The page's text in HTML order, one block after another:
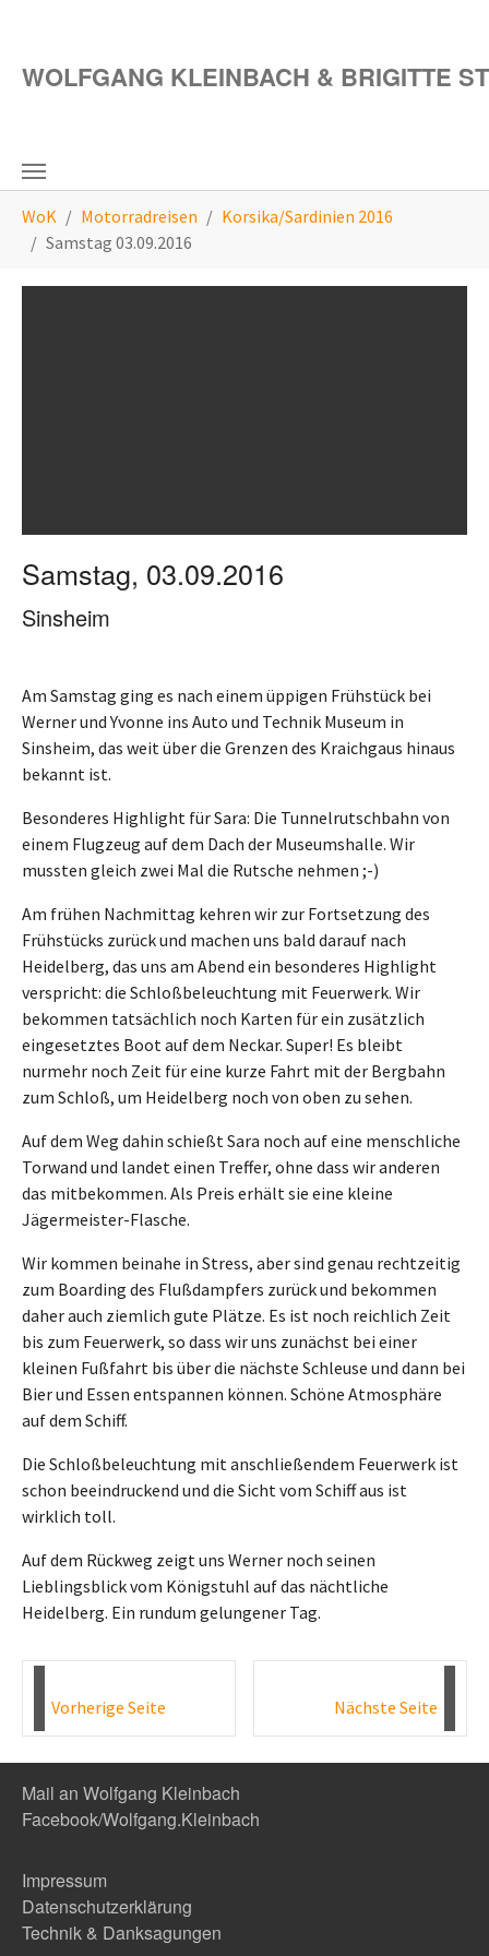
WOLFGANG KLEINBACH & BRIGITTE
WoK Motorradreisen
Korsika/Sardinien 2016
Samstag 03.09.2016
Samstag, 03.09.2016
Sinsheim
Am Samstag ging es nach einem üppigen Frühstück bei
Werner und Yvonne ins Auto und Technik Museum in
Sinsheim, das weit über die Grenzen des Kraichgaus hinaus
bekannt ist.
Besonderes Highlight für Sara: Die Tunnelrutschbahn von
einem Flugzeug auf dem Dach der Museumshalle. Wir
mussten gleich zwei Mal die Rutsche nehmen ;-)
Am frühen Nachmittag kehren wir zur Fortsetzung des
Frühstücks zurück und machen uns bald darauf nach
Heidelberg, das uns am Abend ein besonderes Highlight
verspricht: die Schloßbeleuchtung mit Feuerwerk. Wir
bekommen tatsächlich noch Karten für ein zusätzlich
eingesetztes Boot auf dem Neckar. Super! Es bleibt
nurmehr noch Zeit für eine kurze Fahrt mit der Bergbahn
zum Schloß, um Heidelberg noch von oben zu sehen.
Auf dem Weg dahin schießt Sara noch auf eine menschliche
Torwand und landet einen Treffer, ohne dass wir anderen
das mitbekommen. Als Preis erhält sie eine kleine
Jägermeister-Flasche.
Wir kommen beinahe in Stress, aber sind genau rechtzeitig
zum Boarding des Flußdampfers zurück und bekommen
daher auch ziemlich gute Plätze. Es ist noch reichlich Zeit
bis zum Feuerwerk, so dass wir uns zunächst bei einer
kleinen Fußfahrt bis über die nächste Schleuse und dann bei
Bier und Essen entspannen können. Schöne Atmosphäre
auf dem Schiff.
Die Schloßbeleuchtung mit anschließendem Feuerwerk ist
schon beeindruckend und die Sicht vom Schiff aus ist
wirklich toll.
Auf dem Rückweg zeigt uns Werner noch seinen
Lieblingsblick vom Königstuhl auf das nächtliche
Heidelberg. Ein rundum gelungener Tag.
Vorherige Seite Nächste Seite
Mail an Wolfgang Kleinbach
Facebook/Wolfgang.Kleinbach
Impressum
Datenschutzerklärung
Technik & Danksagungen